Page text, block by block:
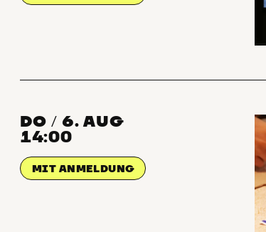
DO / 6. AUG
14:00
MIT ANMELDUNG